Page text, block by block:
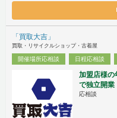
「買取大吉」
買取・リサイクルショップ・古着屋
開催場所応相談 日程応相談
加盟店様の
で独立開業
応相談